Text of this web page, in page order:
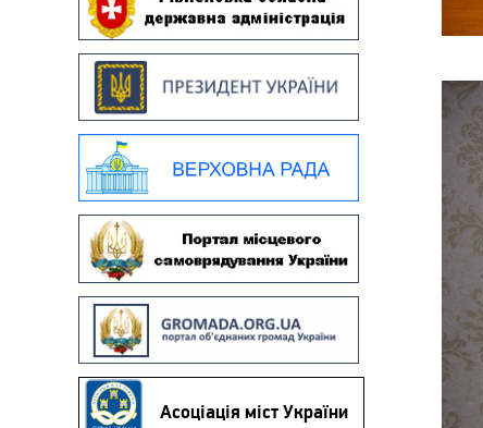
Асоціація міст України